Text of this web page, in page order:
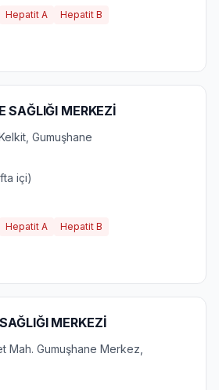
Hepatit A Hepatit B
SAĞLIĞI MERKEZİ
Gumuşhane
içi)
Hepatit A Hepatit B
MERKEZİ
Mah. Gumuşhane Merkez,